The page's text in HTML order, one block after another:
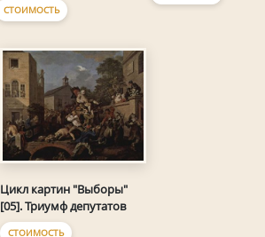
СТОИМОСТЬ
Цикл картин "Выборы"
[05]. Триумф депутатов
СТОИМОСТЬ